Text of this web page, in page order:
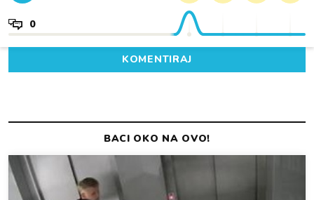
0
KOMENTIRAJ